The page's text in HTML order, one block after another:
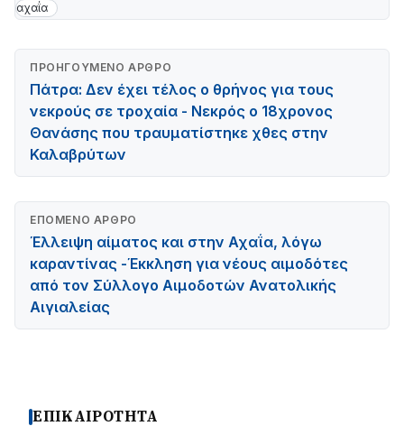
αχαΐα
ΠΡΟΗΓΟΎΜΕΝΟ ΆΡΘΡΟ
Πάτρα: Δεν έχει τέλος ο θρήνος για τους
νεκρούς σε τροχαία - Νεκρός ο 18χρονος
Θανάσης που τραυματίστηκε χθες στην
Καλαβρύτων
ΕΠΌΜΕΝΟ ΆΡΘΡΟ
Έλλειψη αίματος και στην Αχαΐα, λόγω
καραντίνας -Έκκληση για νέους αιμοδότες
από τον Σύλλογο Αιμοδοτών Ανατολικής
Αιγιαλείας
ΕΠΙΚΑΙΡΟΤΗΤΑ